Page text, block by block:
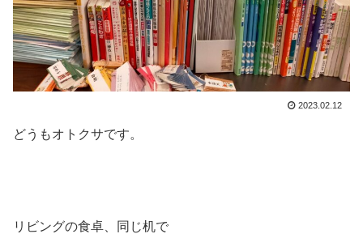
2023.02.12
どうもオトクサです。
リビングの食卓、同じ机で